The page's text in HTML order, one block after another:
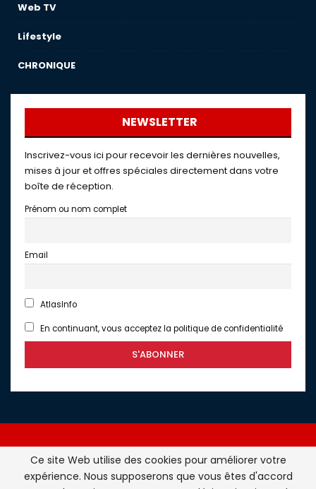
Web TV
Lifestyle
CHRONIQUE
NEWSLETTER
Inscrivez-vous ici pour recevoir les dernières nouvelles,
mises à jour et offres spéciales directement dans votre
boîte de réception.
Prénom ou nom complet
Email
AtlasInfo
En continuant, vous acceptez la politique de confidentialité
Atlasinfo.fr : l'essentiel de l'actualité de la France et du
Ce site Web utilise des cookies pour améliorer votre
expérience. Nous supposerons que vous êtes d'accord